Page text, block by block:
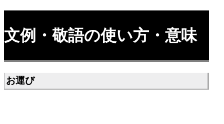
文例・敬語の使い方・意味
お運び